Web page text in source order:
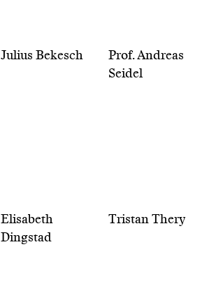
Julius Bekesch
Prof. Andreas
Seidel
Elisabeth
Dingstad
Tristan Thery